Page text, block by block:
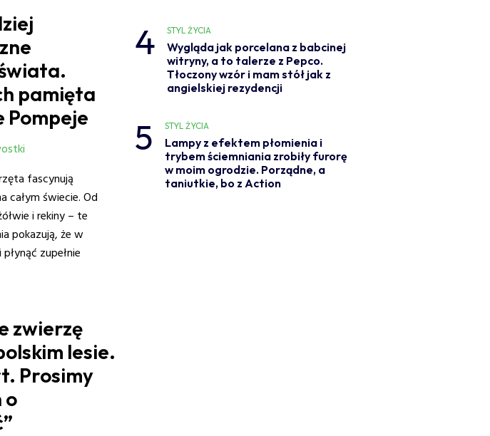
pamięta
fascynują
całym świecie. Od
i rekiny – te
pokazują, że w
zupełnie
zwierzę
lesie.
Prosimy
o
4 STYL ŻYCIA
Wygląda jak porcelana z babcinej
witryny, a to talerze z Pepco.
Tłoczony wzór i mam stół jak z
angielskiej rezydencji
5 STYL ŻYCIA
Lampy z efektem płomienia i
trybem ściemniania zrobiły furorę
w moim ogrodzie. Porządne, a
taniutkie, bo z Action